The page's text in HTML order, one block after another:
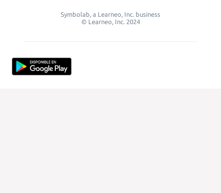
Symbolab, a Learneo, Inc. business
© Learneo, Inc. 2024